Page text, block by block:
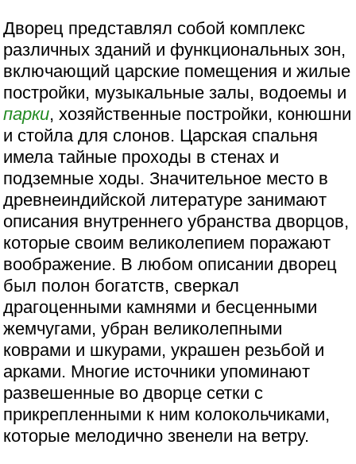
Дворец представлял собой комплекс
различных зданий и функциональных зон,
включающий царские помещения и жилые
постройки, музыкальные залы, водоемы и
парки, хозяйственные постройки, конюшни
и стойла для слонов. Царская спальня
имела тайные проходы в стенах и
подземные ходы. Значительное место в
древнеиндийской литературе занимают
описания внутреннего убранства дворцов,
которые своим великолепием поражают
воображение. В любом описании дворец
был полон богатств, сверкал
драгоценными камнями и бесценными
жемчугами, убран великолепными
коврами и шкурами, украшен резьбой и
арками. Многие источники упоминают
развешенные во дворце сетки с
прикрепленными к ним колокольчиками,
которые мелодично звенели на ветру.